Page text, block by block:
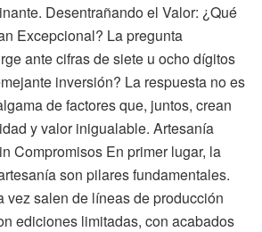
Desentrañando el Valor: ¿Qué
Excepcional? La pregunta
ante cifras de siete u ocho dígitos
inversión? La respuesta no es
de factores que, juntos, crean
y valor inigualable. Artesanía
Compromisos En primer lugar, la
son pilares fundamentales.
vez salen de líneas de producción
ediciones limitadas, con acabados